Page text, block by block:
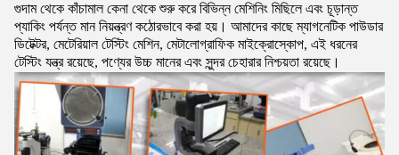
গুদাম থেকে কাঁচামাল কেনা থেকে শুরু করে বিভিন্ন মেশিনিং মিছিলে এবং চূড়ান্ত
প্যাকিং পর্যন্ত মান নিয়ন্ত্রণ কঠোরভাবে করা হয়। আমাদের কাছে ম্যাগনেটিক পাউডার
ডিটেক্টর, মেটেরিয়াল টেস্টিং মেশিন, মেটালোগ্রাফিক মাইক্রোস্কোপ, এই ধরনের
টেস্টিং যন্ত্র রয়েছে, পণ্যের উচ্চ মানের এবং সুন্দর চেহারার নিশ্চয়তা রয়েছে।